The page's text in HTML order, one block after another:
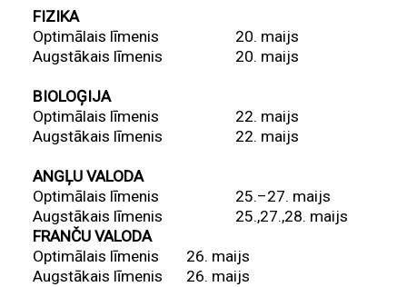
FIZIKA
Optimālais līmenis
20. maijs
Augstākais līmenis
20. maijs
BIOLOĢIJA
Optimālais līmenis
22. maijs
Augstākais līmenis
22. maijs
ANGĻU VALODA
Optimālais līmenis
25.–27. maijs
Augstākais līmenis
25.,27.,28. maijs
FRANČU VALODA
Optimālais līmenis
26. maijs
Augstākais līmenis
26. maijs